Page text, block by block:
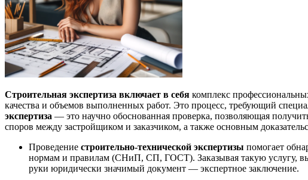
Строительная экспертиза включает в себя комплекс
качества и объемов выполненных работ. Это процесс, требующий
экспертиза — это научно обоснованная проверка, позволяющая
споров между застройщиком и заказчиком, а также основным
Проведение строительно-технической экспертизы помогает
нормам и правилам (СНиП, СП, ГОСТ). Заказывая такую услугу, вы
руки юридически значимый документ — экспертное заключение.